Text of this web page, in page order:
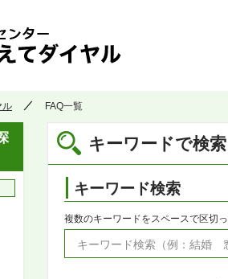
ル FAQ一覧
キーワードで検索
キーワード検索
複数のキーワードをスペースで区切っ